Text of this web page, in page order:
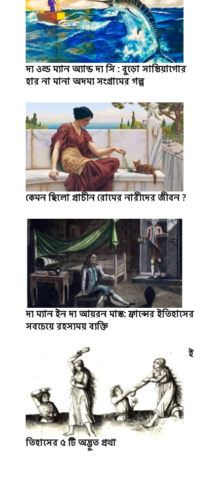
দ্য ওল্ড ম্যান অ্যান্ড দ্য সি : বুড়ো সান্তিয়াগোর
হার না মানা অদম্য সংগ্রামের গল্প
কেমন ছিলো প্রাচীন রোমের নারীদের জীবন ?
দ্য ম্যান ইন দ্য আয়রন মাস্ক: ফ্রান্সের ইতিহাসের
সবচেয়ে রহস্যময় ব্যক্তি
ই
তিহাসের ৫ টি অদ্ভুত প্রথা